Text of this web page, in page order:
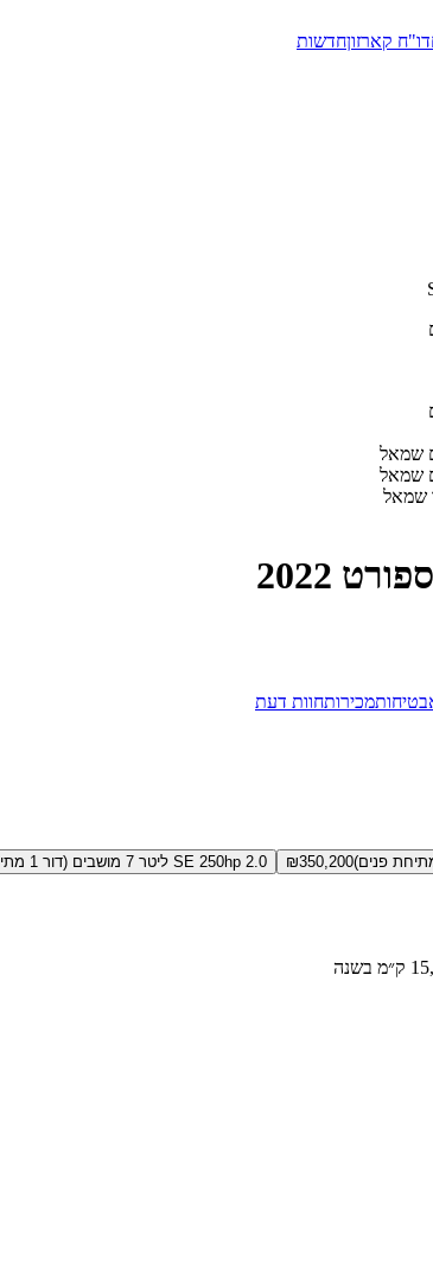
דו"ח קארזוןחדשות
2022
בטיחותמכירותחוות דעת
₪350,200 SE 250hp 2.0 ליטר 7 מושבים (דור 1 מתיחת פנים)